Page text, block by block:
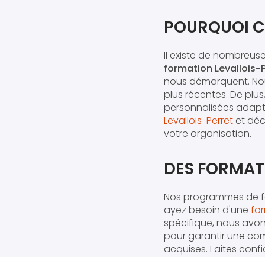
POURQUOI
Il existe de
formation Levallois-
nous démarquent.
plus récentes. De
personnalisées
Levallois-Perretet
votre organisation.
DES
Nos programmes de
ayez besoin d'une
spécifique, nous
pour garantir une
acquises. Faites